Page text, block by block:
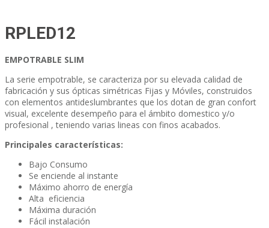
RPLED12
EMPOTRABLE SLIM
La serie empotrable, se caracteriza por su elevada calidad de
fabricación y sus ópticas simétricas Fijas y Móviles, construidos
con elementos antideslumbrantes que los dotan de gran confort
visual, excelente desempeño para el ámbito domestico y/o
profesional , teniendo varias lineas con finos acabados.
Principales características:
Bajo Consumo
Se enciende al instante
Máximo ahorro de energía
Alta eficiencia
Máxima duración
Fácil instalación